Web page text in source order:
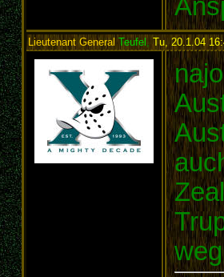
Lieutenant GeneralTeufel ,Tu, 20.1.04